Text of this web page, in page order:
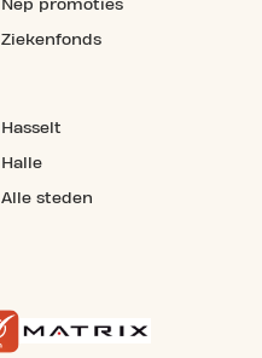
Nep promoties
Ziekenfonds
Hasselt
Halle
Alle steden